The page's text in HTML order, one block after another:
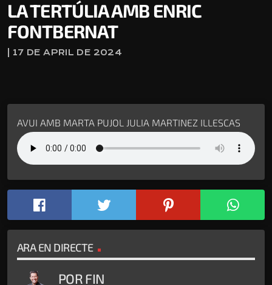
LA TERTÚLIA AMB ENRIC
FONTBERNAT
| 17 DE APRIL DE 2024
AVUI AMB MARTA PUJOL JULIA MARTINEZ ILLESCAS
ARA EN DIRECTE
POR FIN